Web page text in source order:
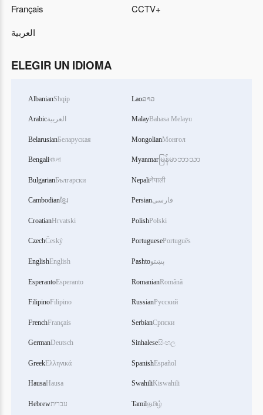
Français
العربية
CCTV+
ELEGIR UN IDIOMA
AlbanianShqip
Arabicالعربية
BelarusianБеларуская
Bengaliবাংলা
BulgarianБългарски
Cambodianខ្មែរ
CroatianHrvatski
CzechČeský
EnglishEnglish
EsperantoEsperanto
FilipinoFilipino
FrenchFrançais
GermanDeutsch
GreekΕλληνικά
HausaHausa
Hebrewעברית
Laoລາວ
MalayBahasa Melayu
MongolianМонгол
Myanmar မြန်မာဘာသာ
Nepaliनेपाली
Persianفارسی
PolishPolski
PortuguesePortuguês
Pashtoپښتو
RomanianRomână
RussianРусский
SerbianСрпски
Sinhaleseසිංහල
SpanishEspañol
SwahiliKiswahili
Tamilதமிழ்